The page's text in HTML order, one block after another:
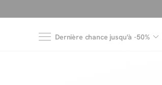
Dernière chance jusqu'à -50%